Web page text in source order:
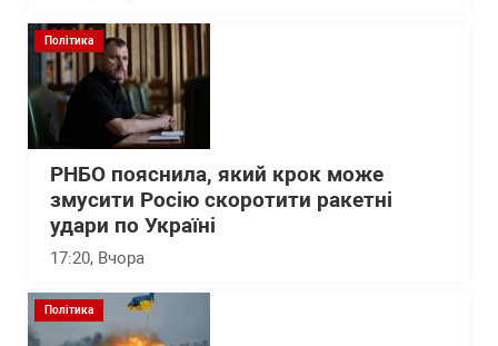
Політика
РНБО пояснила, який крок може
змусити Росію скоротити ракетні
удари по Україні
17:20, Вчора
Політика